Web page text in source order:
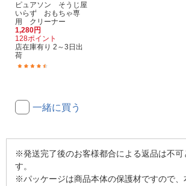
ピュアソン そうじ屋
いらず おもちゃ専
用 クリーナー
1,280円
128ポイント
店在庫有り 2～3日出
荷
一緒に買う
※発送完了後のお客様都合による返品は不可
す。
※パッケージは商品本体の保護材ですので、